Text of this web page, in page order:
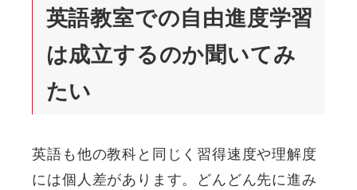
英語教室での自由進度学習
は成立するのか聞いてみ
たい
英語も他の教科と同じく習得速度や理解度
には個人差があります。どんどん先に進み